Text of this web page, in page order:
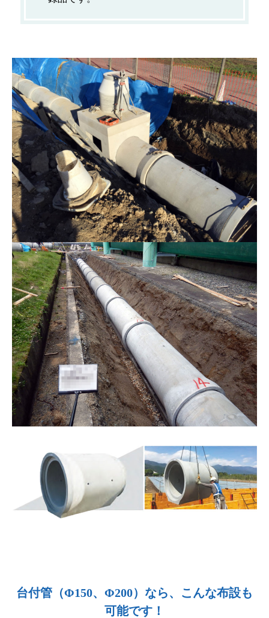
台付管（Φ150、Φ200）なら、こんな布設も
可能です！